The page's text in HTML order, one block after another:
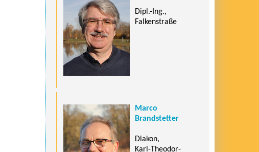
Dipl.-Ing.,
Falkenstraße
Marco
Brandstetter
Diakon,
Karl-Theodor-